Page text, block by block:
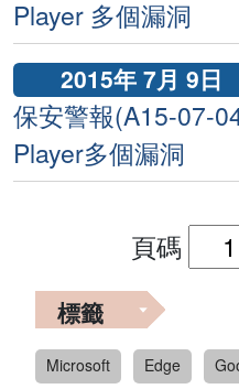
Player 多個漏洞
2015年 7月 9日
保安警報(A15-07-
Player多個漏洞
頁碼
標籤
Microsoft Edge